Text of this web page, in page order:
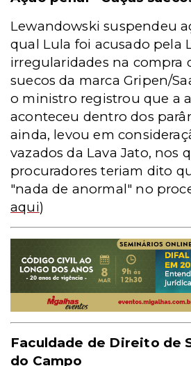
Lewandowski suspendeu
qual Lula foi acusado pela
irregularidades na compra
suecos da marca Gripen/
o ministro registrou que a
aconteceu dentro dos
ainda, levou em
vazados da Lava Jato, nos
procuradores teriam dito
"nada de anormal" no
aqui)
Faculdade de Direito de
do Campo